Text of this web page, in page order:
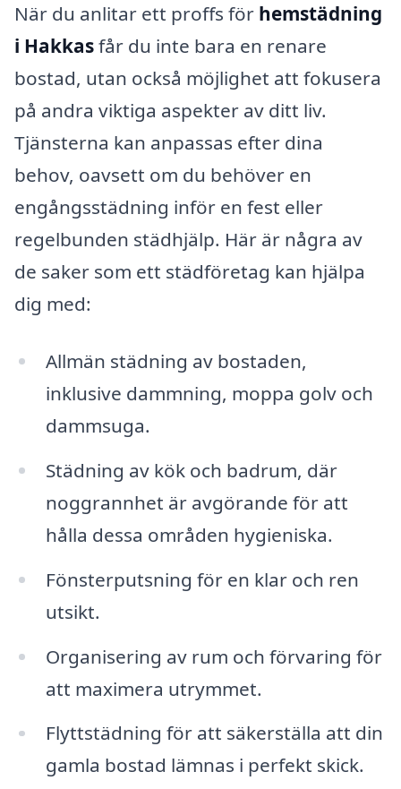
När du anlitar ett proffs för hemstädning
i Hakkasfår du inte bara en renare
bostad, utan också möjlighet att fokusera
på andra viktiga aspekter av ditt liv.
Tjänsterna kan anpassas efter dina
behov, oavsett om du behöver en
engångsstädning inför en fest eller
regelbunden städhjälp. Här är några av
de saker som ett städföretag kan hjälpa
dig med:
Allmän städning av bostaden,
inklusive dammning, moppa golv och
dammsuga.
Städning av kök och badrum, där
noggrannhet är avgörande för att
hålla dessa områden hygieniska.
Fönsterputsning för en klar och ren
utsikt.
Organisering av rum och förvaring för
att maximera utrymmet.
Flyttstädning för att säkerställa att din
gamla bostad lämnas i perfekt skick.